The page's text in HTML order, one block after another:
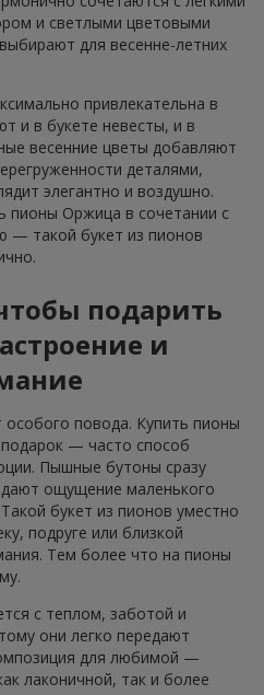
и светлыми цветовыми
для весенне-летних
привлекательна в
и в букете невесты, и в
весенние цветы добавляют
деталями,
элегантно и воздушно.
пионы Оржица в сочетании с
— такой букет из пионов
подарить
и
особого повода. Купить пионы
— часто способ
Пышные бутоны сразу
ощущение маленького
букет из пионов уместно
подруге или близкой
Тем более что на пионы
с теплом, заботой и
они легко передают
для любимой —
лаконичной, так и более